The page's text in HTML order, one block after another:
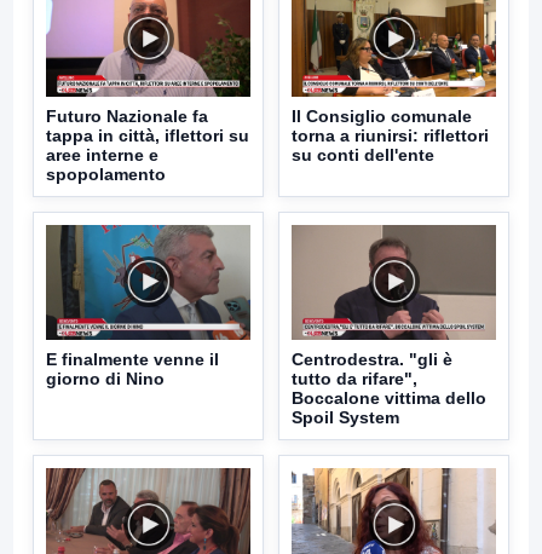
Futuro Nazionale fa
tappa in città, iflettori su
aree interne e
spopolamento
Il Consiglio comunale
torna a riunirsi: riflettori
su conti dell'ente
E finalmente venne il
giorno di Nino
Centrodestra. "gli è
tutto da rifare",
Boccalone vittima dello
Spoil System